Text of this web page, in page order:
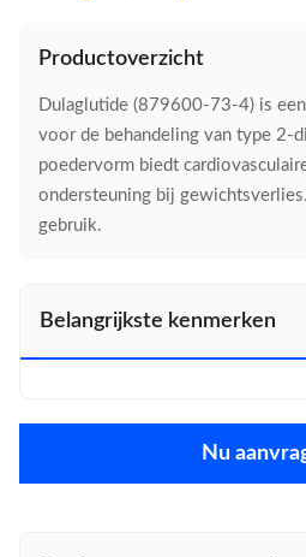
Productoverzicht
Dulaglutide (879600-73-4) is
voor de behandeling van type 2-
poedervorm biedt
ondersteuning bij
gebruik.
Belangrijkste kenmerken
Nu